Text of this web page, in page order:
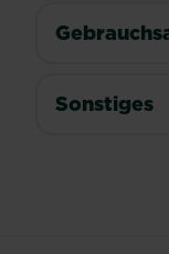
Sonstiges